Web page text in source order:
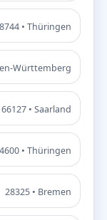
• Thüringen
Württemberg
66127 • Saarland
• Thüringen
28325 • Bremen